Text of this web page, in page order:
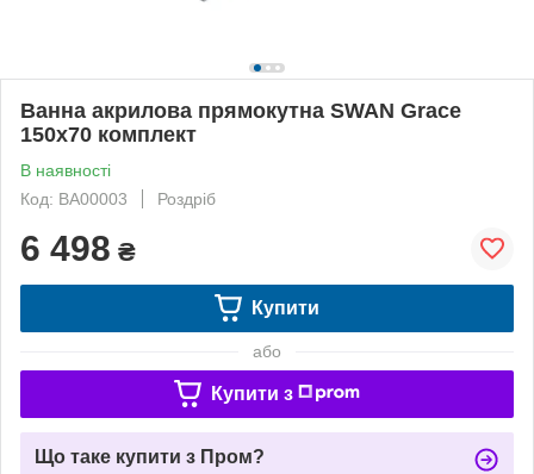
Ванна акрилова прямокутна SWAN Grace
150x70 комплект
В наявності
Код: ВА00003
Роздріб
6 498 ₴
Купити
або
Купити з
Що таке купити з Пром?